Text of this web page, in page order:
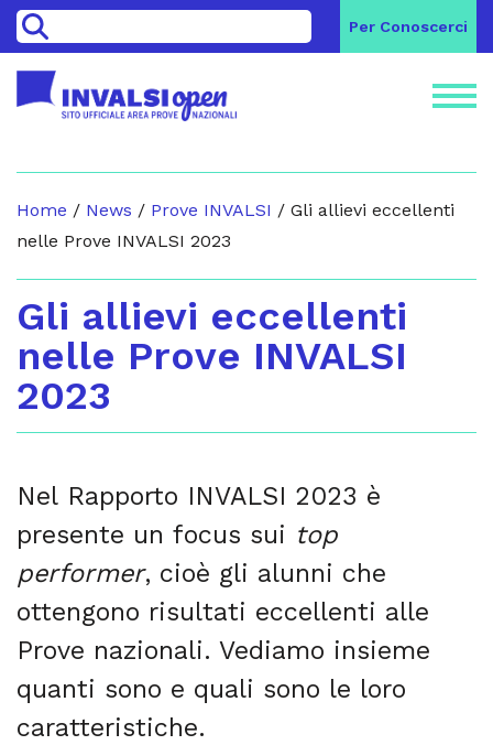
> Per Conoscerci
Home / News / Prove INVALSI / Gli allievi eccellenti
nelle Prove INVALSI 2023
Gli allievi eccellenti
nelle Prove INVALSI
2023
Nel Rapporto INVALSI 2023 è
presente un focus sui top
performer, cioè gli alunni che
ottengono risultati eccellenti alle
Prove nazionali. Vediamo insieme
quanti sono e quali sono le loro
caratteristiche.